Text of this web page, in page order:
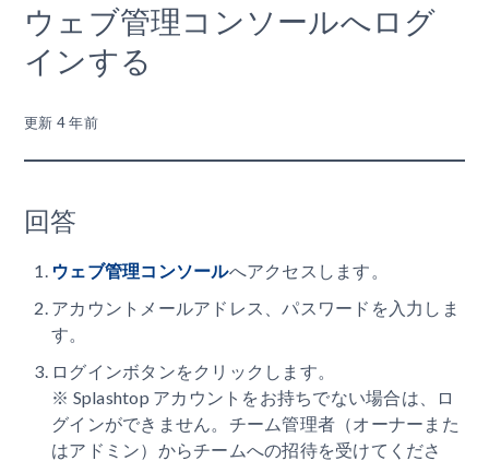
ウェブ管理コンソールへログ
インする
更新 4 年前
回答
ウェブ管理コンソールへアクセスします。
アカウントメールアドレス、パスワードを入力しま
す。
ログインボタンをクリックします。
※ Splashtop アカウントをお持ちでない場合は、ロ
グインができません。チーム管理者（オーナーまた
はアドミン）からチームへの招待を受けてくださ